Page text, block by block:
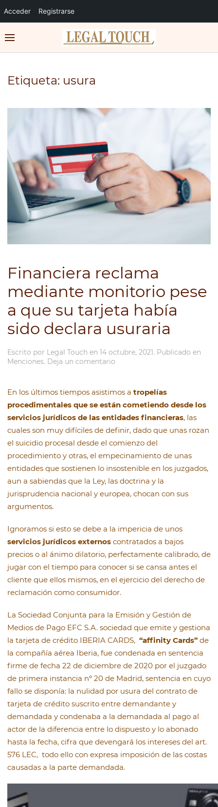
Acceder Registrarse
Etiqueta: usura
Financiera reclama
mediante monitorio pese
a que su tarjeta había
sido declara usuraria
Escrito por Legal Touch en 14 octubre, 2021. Publicado en
Menciones. Deja un comentario
En los últimos tiempos asistimos a tropelías
procedimentales que se están cometiendo desde los
servicios jurídicos de las entidades financieras, las
cuales son muy difíciles de definir, dado que unas rozan
el suicidio procesal desde el comienzo del
procedimiento y otras, el empecinamiento de unas
entidades que sostienen lo insostenible en los juzgados,
aun a sabiendas que la Ley, las doctrina y la
jurisprudencia nacional y europea, chocan con sus
argumentos.
Ignoramos si esto se debe a la impericia de unos
servicios jurídicos externos contratados a bajos
precios o al ánimo dilatorio, perfectamente calibrado, de
jugar con el tiempo para conocer si se cansa antes el
cliente que ellos mismos, en el ejercicio del derecho de
reclamación como consumidor.
La Sociedad Conjunta para la Emisión y Gestión de
Medios de Pago EFC S.A. sociedad que emite y gestiona
la tarjeta de crédito IBERIA CARDS, “affinity Cards” de
la compañía aérea Iberia, fue condenada en sentencia
firme de fecha 22 de diciembre de 2020 por el juzgado
de primera instancia nº 20 de Madrid, sentencia en cuyo
fallo se disponía: la nulidad por usura del contrato de
tarjeta de crédito suscrito entre demandante y
demandada y condenaba a la demandada al pago al
actor de la diferencia entre lo dispuesto y lo abonado
hasta la fecha, cifra que devengará los intereses del art.
576 LEC, todo ello con expresa imposición de las costas
causadas a la parte demandada.